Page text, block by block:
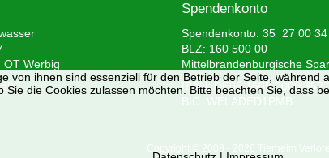
OT Werbig
Spendenkonto
Spendenkonto: 35 27 00
BLZ: 160 500 00
Mittelbrandenburgische
IBAN: DE05 1605 0000
BIC: WELADED1PMB
Copyright © 2008 - 2026 Tierheim
von ihnen sind essenziell für den Betrieb der Seite,
die Cookies zulassen möchten. Bitte beachten Sie, dass